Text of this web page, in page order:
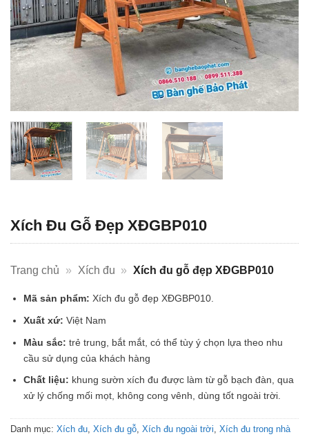
Xích Đu Gỗ Đẹp XĐGBP010
Trang chủ » Xích đu » Xích đu gỗ đẹp XĐGBP010
Mã sản phẩm: Xích đu gỗ đẹp XĐGBP010.
Xuất xứ: Việt Nam
Màu sắc: trẻ trung, bắt mắt, có thể tùy ý chọn lựa theo nhu
cầu sử dụng của khách hàng
Chất liệu: khung sườn xích đu được làm từ gỗ bạch đàn, qua
xử lý chống mối mọt, không cong vênh, dùng tốt ngoài trời.
Danh mục: Xích đu, Xích đu gỗ, Xích đu ngoài trời, Xích đu trong nhà